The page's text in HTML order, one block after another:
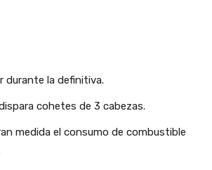
durante la definitiva.
cohetes de 3 cabezas.
medida el consumo de combustible